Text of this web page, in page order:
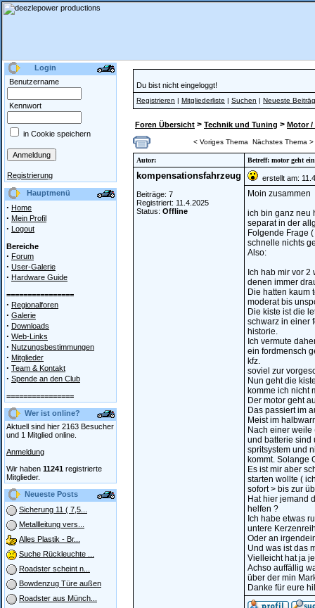
Login
Benutzername
Kennwort
in Cookie speichern
Registrierung
Hauptmenü
· Home
· Mein Profil
· Logout
Bereiche
· Forum
· User-Galerie
· Hardware Guide
================
· Regionalforen
· Galerie
· Downloads
· Web-Links
· Nutzungsbestimmungen
· Mitglieder
· Team & Kontakt
· Spende an den Club
================
Wer ist online?
Aktuell sind hier 2163 Besucher
und 1 Mitglied online.
Anmeldung
Wir haben 11241 registrierte
Mitglieder.
Neueste Posts
Sicherung 11 ( 7,5...
Metallleitung vers...
Alles Plastik - Br...
Suche Rückleuchte ...
Roadster scheint n...
Bowdenzug Türe außen
Roadster aus Münch...
Du bist nicht eingeloggt!
Registrieren | Mitgliederliste | Suchen | Neueste
Foren Übersicht > Technik und Tuning > Motor /
< Voriges Thema Nächstes Thema >
Autor: Betreff: motor geht
kompensationsfahrzeug
Beiträge: 7
Registriert: 11.4.2025
Status: Offline
erstellt am:
Moin zusammen
ich bin ganz neu
separat in der
Folgende Frage
schnelle nichts
Also:
Ich hab mir vor
denen immer
Die hatten kaum
moderat bis
Die kiste ist die
schwarz in einer
historie.
Ich vermute
ein fordmensch
kfz.
soviel zur
Nun geht die
komme ich nicht
Der motor geht
Das passiert im
Meist im
Nach einer
und batterie sind
spritsystem und
kommt. Solange
Es ist mir aber
starten wollte (
sofort > bis zur
Hat hier jemand
helfen ?
Ich habe etwas
untere
Oder an
Und was ist das
Vielleicht hat ja
Achso auffällig
über der min
Danke für eure